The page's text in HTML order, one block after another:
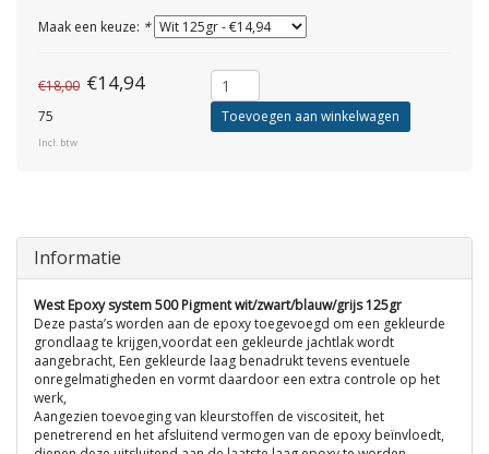
Maak een keuze: *
€18,00 €14,94
75
Incl. btw
Toevoegen aan winkelwagen
Informatie
West Epoxy system 500 Pigment wit/zwart/blauw/grijs 125gr
Deze pasta’s worden aan de epoxy toegevoegd om een gekleurde
grondlaag te krijgen,voordat een gekleurde jachtlak wordt
aangebracht, Een gekleurde laag benadrukt tevens eventuele
onregelmatigheden en vormt daardoor een extra controle op het
werk,
Aangezien toevoeging van kleurstoffen de viscositeit, het
penetrerend en het afsluitend vermogen van de epoxy beïnvloedt,